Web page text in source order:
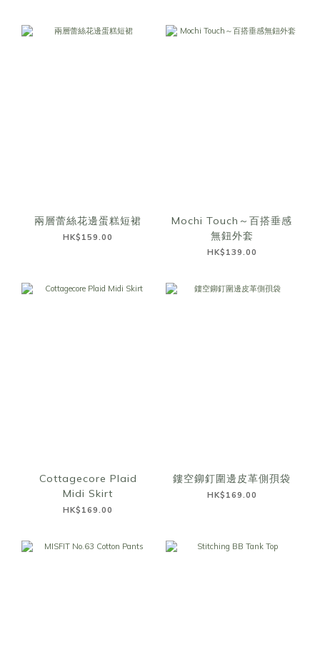
兩層蕾絲花邊蛋糕短裙
HK$159.00
Mochi Touch～百搭垂感
無鈕外套
HK$139.00
Cottagecore Plaid
Midi Skirt
HK$169.00
鏤空鉚釘圍邊皮革側孭袋
HK$169.00